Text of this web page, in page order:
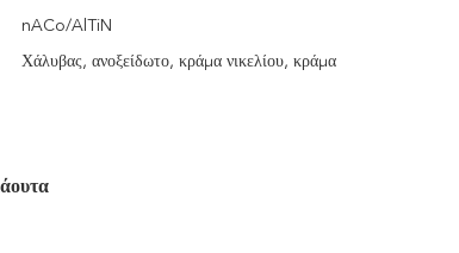
nACo/AlTiN
Χάλυβας, ανοξείδωτο, κράμα νικελίου, κράμα